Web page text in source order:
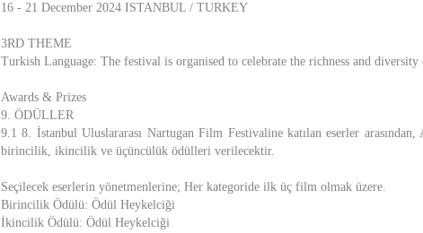
16 - 21 December 2024 ISTANBUL / TURKEY
3RD THEME
Turkish Language: The festival is organised to celebrate the richness and
Awards & Prizes
9. ÖDÜLLER
9.1 8. İstanbul Uluslararası Nartugan Film Festivaline katılan eserler arasından,
birincilik, ikincilik ve üçüncülük ödülleri verilecektir.
Seçilecek eserlerin yönetmenlerine; Her kategoride ilk üç film olmak üzere.
Birincilik Ödülü: Ödül Heykelciği
İkincilik Ödülü: Ödül Heykelciği